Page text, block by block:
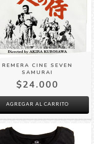
REMERA CINE SEVEN
SAMURAI
$24.000
AGREGAR AL CARRITO